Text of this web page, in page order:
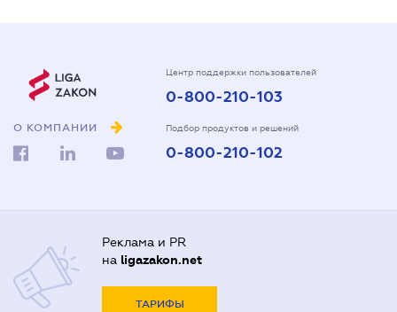
О КОМПАНИИ
Центр поддержки пользователей
0-800-210-103
Подбор продуктов и решений
0-800-210-102
Реклама и PR
на ligazakon.net
ТАРИФЫ